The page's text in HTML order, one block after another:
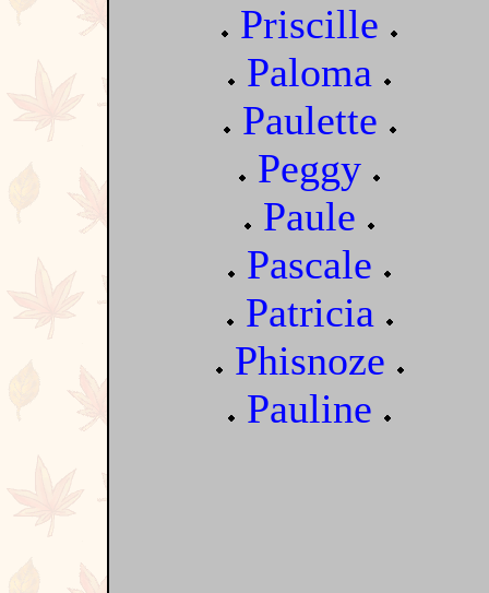
Priscille
Paloma
Paulette
Peggy
Paule
Pascale
Patricia
Phisnoze
Pauline